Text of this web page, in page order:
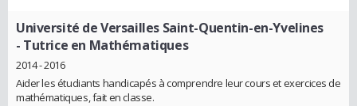
Université de Versailles Saint-Quentin-en-Yvelines
- Tutrice en Mathématiques
2014 - 2016
Aider les étudiants handicapés à comprendre leur cours et exercices de
mathématiques, fait en classe.